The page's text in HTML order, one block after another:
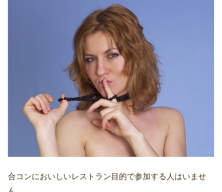
合コンにおいしいレストラン目的で参加する人はいませ
ん。